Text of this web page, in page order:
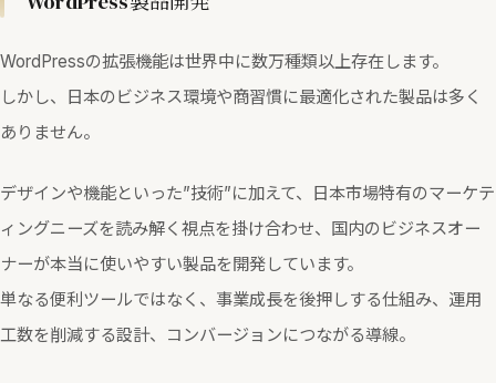
WordPressの拡張機能は世界中に数万種類以上存在します。
しかし、日本のビジネス環境や商習慣に最適化された製品は多く
ありません。
デザインや機能といった”技術”に加えて、日本市場特有のマーケテ
ィングニーズを読み解く視点を掛け合わせ、国内のビジネスオー
ナーが本当に使いやすい製品を開発しています。
単なる便利ツールではなく、事業成長を後押しする仕組み、運用
工数を削減する設計、コンバージョンにつながる導線。